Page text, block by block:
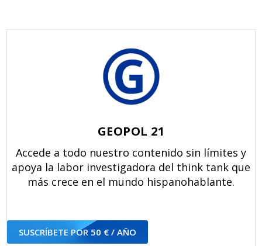
GEOPOL 21
Accede a todo nuestro contenido sin límites y
apoya la labor investigadora del think tank que
más crece en el mundo hispanohablante.
SUSCRÍBETE POR 50 € / AÑO